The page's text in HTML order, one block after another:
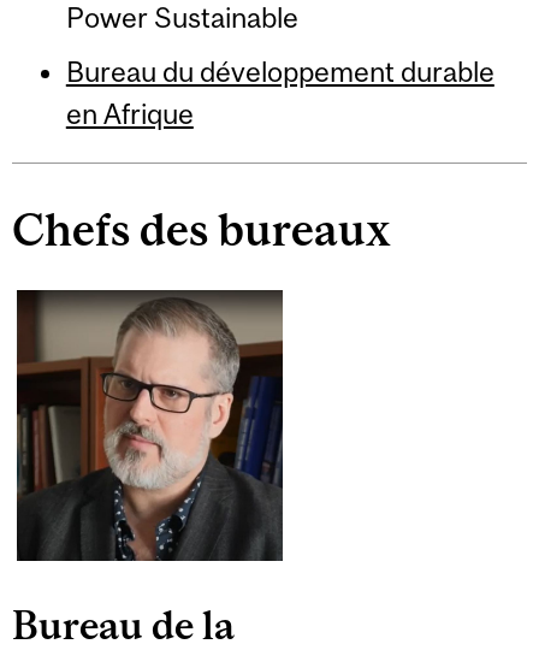
Power Sustainable
Bureau du développement durable
en Afrique
Chefs des bureaux
Bureau de la